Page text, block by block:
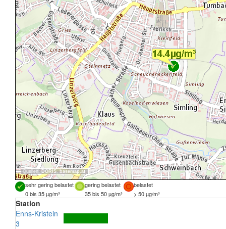
Quellen: DORIS, basemap.at
sehr gering belastet gering belastet
belastet
0 bis 35 µg/m³
35 bis 50 µg/m³ > 50 µg/m³
Station
Enns-Kristein
3